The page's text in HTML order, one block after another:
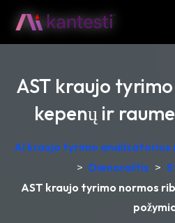
AST kraujo
kepenų ir
AI kraujo tyrimo
> Dienoraštis >
AST kraujo tyrimo normos